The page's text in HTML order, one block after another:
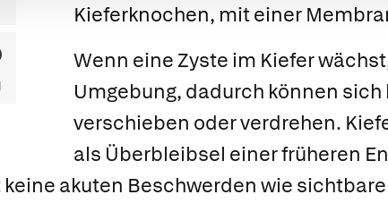
Kieferknochen, mit einer
Wenn eine Zyste im Kiefer
Umgebung, dadurch können
verschieben oder verdrehen.
als Überbleibsel einer früheren
akuten Beschwerden wie